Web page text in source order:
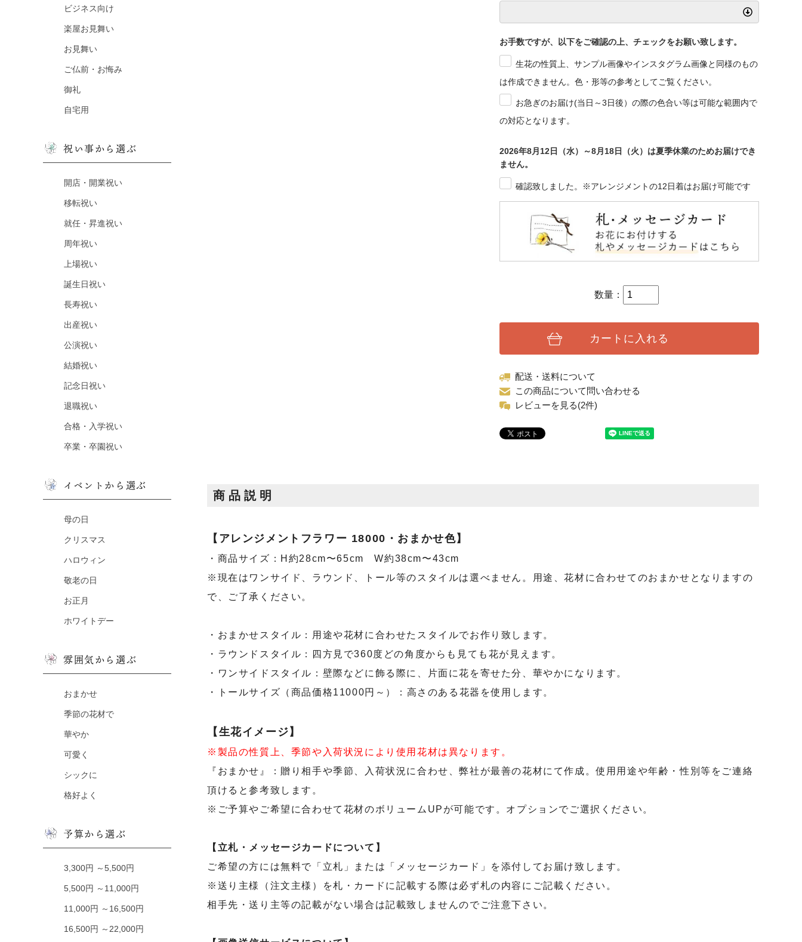
ビジネス向け
楽屋お見舞い
お見舞い
ご仏前・お悔み
御礼
自宅用
祝い事から選ぶ
開店・開業祝い
移転祝い
就任・昇進祝い
周年祝い
上場祝い
誕生日祝い
長寿祝い
出産祝い
公演祝い
結婚祝い
記念日祝い
退職祝い
合格・入学祝い
卒業・卒園祝い
イベントから選ぶ
母の日
クリスマス
ハロウィン
敬老の日
お正月
ホワイトデー
雰囲気から選ぶ
おまかせ
季節の花材で
華やか
可愛く
シックに
格好よく
予算から選ぶ
3,300円 ～5,500円
5,500円 ～11,000円
11,000円 ～16,500円
16,500円 ～22,000円
お手数ですが、以下をご確認の上、チェックをお願い致します。
生花の性質上、サンプル画像やインスタグラム画像と同様のもの
は作成できません。色・形等の参考としてご覧ください。
お急ぎのお届け(当日～3日後）の際の色合い等は可能な範囲内で
の対応となります。
2026年8月12日（水）～8月18日（火）は夏季休業のためお届けでき
ません。
確認致しました。※アレンジメントの12日着はお届け可能です
数量：
カートに入れる
配送・送料について
この商品について問い合わせる
レビューを見る(2件)
商品説明
【アレンジメントフラワー 18000・おまかせ色】
・商品サイズ：H約28cm〜65cm W約38cm〜43cm
※現在はワンサイド、ラウンド、トール等のスタイルは選べません。用途、花材に合わせてのおまかせとなりますの
で、ご了承ください。
・おまかせスタイル：用途や花材に合わせたスタイルでお作り致します。
・ラウンドスタイル：四方見で360度どの角度からも見ても花が見えます。
・ワンサイドスタイル：壁際などに飾る際に、片面に花を寄せた分、華やかになります。
・トールサイズ（商品価格11000円～）：高さのある花器を使用します。
【生花イメージ】
※製品の性質上、季節や入荷状況により使用花材は異なります。
『おまかせ』：贈り相手や季節、入荷状況に合わせ、弊社が最善の花材にて作成。使用用途や年齢・性別等をご連絡
頂けると参考致します。
※ご予算やご希望に合わせて花材のボリュームUPが可能です。オプションでご選択ください。
【立札・メッセージカードについて】
ご希望の方には無料で「立札」または「メッセージカード」を添付してお届け致します。
※送り主様（注文主様）を札・カードに記載する際は必ず札の内容にご記載ください。
相手先・送り主等の記載がない場合は記載致しませんのでご注意下さい。